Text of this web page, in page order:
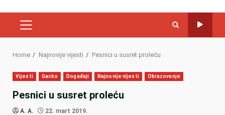
PRIMARY
Home Najnovije vijesti Pesnici u susret proleću
Vijesti Gacko Događaji Najnovije vijesti Obrazovanje
Pesnici u susret proleću
A. A. 22. mart 2019.